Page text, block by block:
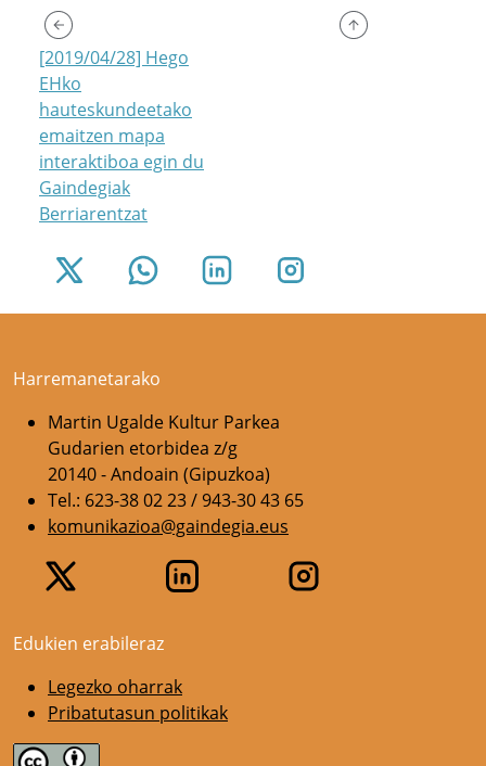
[2019/04/28] Hego
EHko
hauteskundeetako
emaitzen mapa
interaktiboa egin du
Gaindegiak
Berriarentzat
Harremanetarako
Martin Ugalde Kultur Parkea
Gudarien etorbidea z/g
20140 - Andoain (Gipuzkoa)
Tel.: 623-38 02 23 / 943-30 43 65
komunikazioa@gaindegia.eus
Edukien erabileraz
Legezko oharrak
Pribatutasun politikak